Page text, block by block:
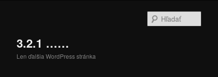
3.2.1 ……
Len ďalšia WordPress stránka